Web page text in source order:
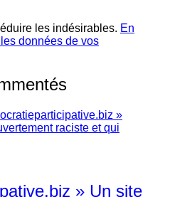
les indésirables. En
données de vos
» Un site